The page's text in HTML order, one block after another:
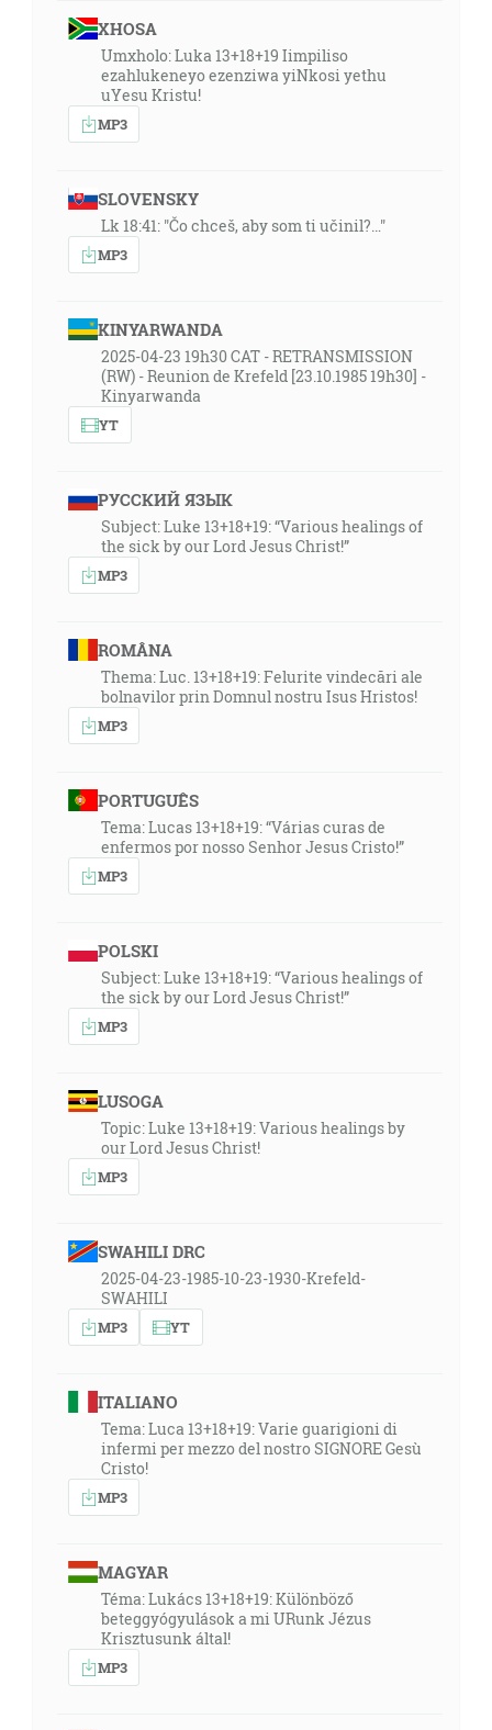
XHOSA
Umxholo: Luka 13+18+19 Iimpiliso
ezahlukeneyo ezenziwa yiNkosi yethu
uYesu Kristu!
MP3
SLOVENSKY
Lk 18:41: "Čo chceš, aby som ti učinil?…"
MP3
KINYARWANDA
2025-04-23 19h30 CAT - RETRANSMISSION
(RW) - Reunion de Krefeld [23.10.1985 19h30] -
Kinyarwanda
YT
РУССКИЙ ЯЗЫК
Subject: Luke 13+18+19: “Various healings of
the sick by our Lord Jesus Christ!”
MP3
ROMÂNA
Thema: Luc. 13+18+19: Felurite vindecări ale
bolnavilor prin Domnul nostru Isus Hristos!
MP3
PORTUGUÊS
Tema: Lucas 13+18+19: “Várias curas de
enfermos por nosso Senhor Jesus Cristo!”
MP3
POLSKI
Subject: Luke 13+18+19: “Various healings of
the sick by our Lord Jesus Christ!”
MP3
LUSOGA
Topic: Luke 13+18+19: Various healings by
our Lord Jesus Christ!
MP3
SWAHILI DRC
2025-04-23-1985-10-23-1930-Krefeld-
SWAHILI
MP3 YT
ITALIANO
Tema: Luca 13+18+19: Varie guarigioni di
infermi per mezzo del nostro SIGNORE Gesù
Cristo!
MP3
MAGYAR
Téma: Lukács 13+18+19: Különböző
beteggyógyulások a mi URunk Jézus
Krisztusunk által!
MP3